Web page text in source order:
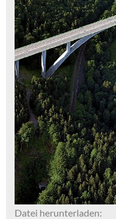
Datei herunterladen: